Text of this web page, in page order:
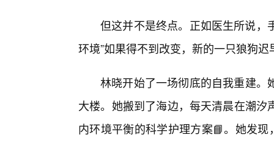
但这并不是终点。正如医生所说，
环境”如果得不到改变，新的一只狼狗
林晓开始了一场彻底的自我重建。
大楼。她搬到了海边，每天清晨在潮
内环境平衡的科学护理方案📘。她发